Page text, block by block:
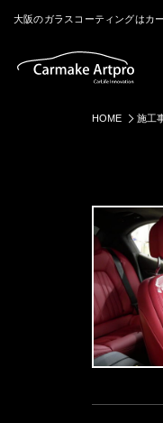
大阪のガラスコーティングはカ
HOME 施工